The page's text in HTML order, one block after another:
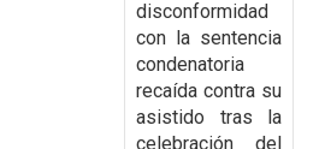
disconformidad
con la sentencia
condenatoria
recaída contra su
asistido tras la
celebración del